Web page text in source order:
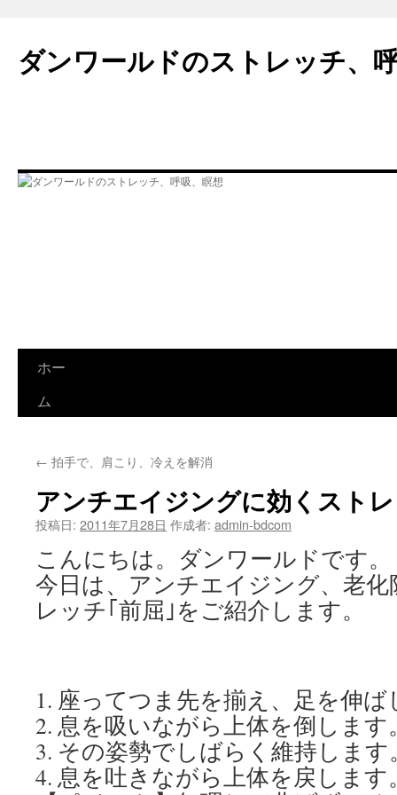
ダンワールドのストレッチ、
ン
ツ
へ
ホー
ム
← 拍手で、肩こり、冷えを解消
アンチエイジングに効くスト
投稿日: 2011年7月28日 作成者: admin-bdcom
こんにちは。ダンワールドです。
今日は、アンチエイジング、老
レッチ｢前屈｣をご紹介します。
1. 座ってつま先を揃え、足を伸ば
2. 息を吸いながら上体を倒します
3. その姿勢でしばらく維持します
4. 息を吐きながら上体を戻します